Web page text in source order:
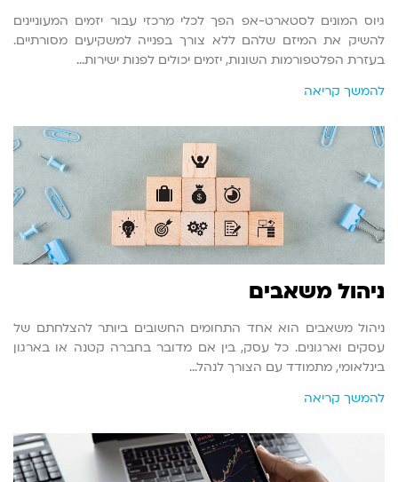
גיוס המונים לסטארט-אפ הפך לכלי מרכזי עבור יזמים המעוניינים
להשיק את המיזם שלהם ללא צורך בפנייה למשקיעים מסורתיים.
בעזרת הפלטפורמות השונות, יזמים יכולים לפנות ישירות…
להמשך קריאה
ניהול משאבים
ניהול משאבים הוא אחד התחומים החשובים ביותר להצלחתם של
עסקים וארגונים. כל עסק, בין אם מדובר בחברה קטנה או בארגון
בינלאומי, מתמודד עם הצורך לנהל…
להמשך קריאה